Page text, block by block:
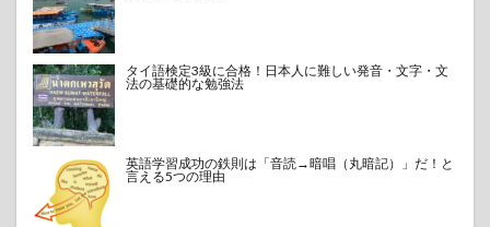
タイ語検定3級に合格！日本人に難しい発音・文字・文
法の基礎的な勉強法
英語学習成功の鉄則は「音読→暗唱（丸暗記）」だ！と
言える5つの理由